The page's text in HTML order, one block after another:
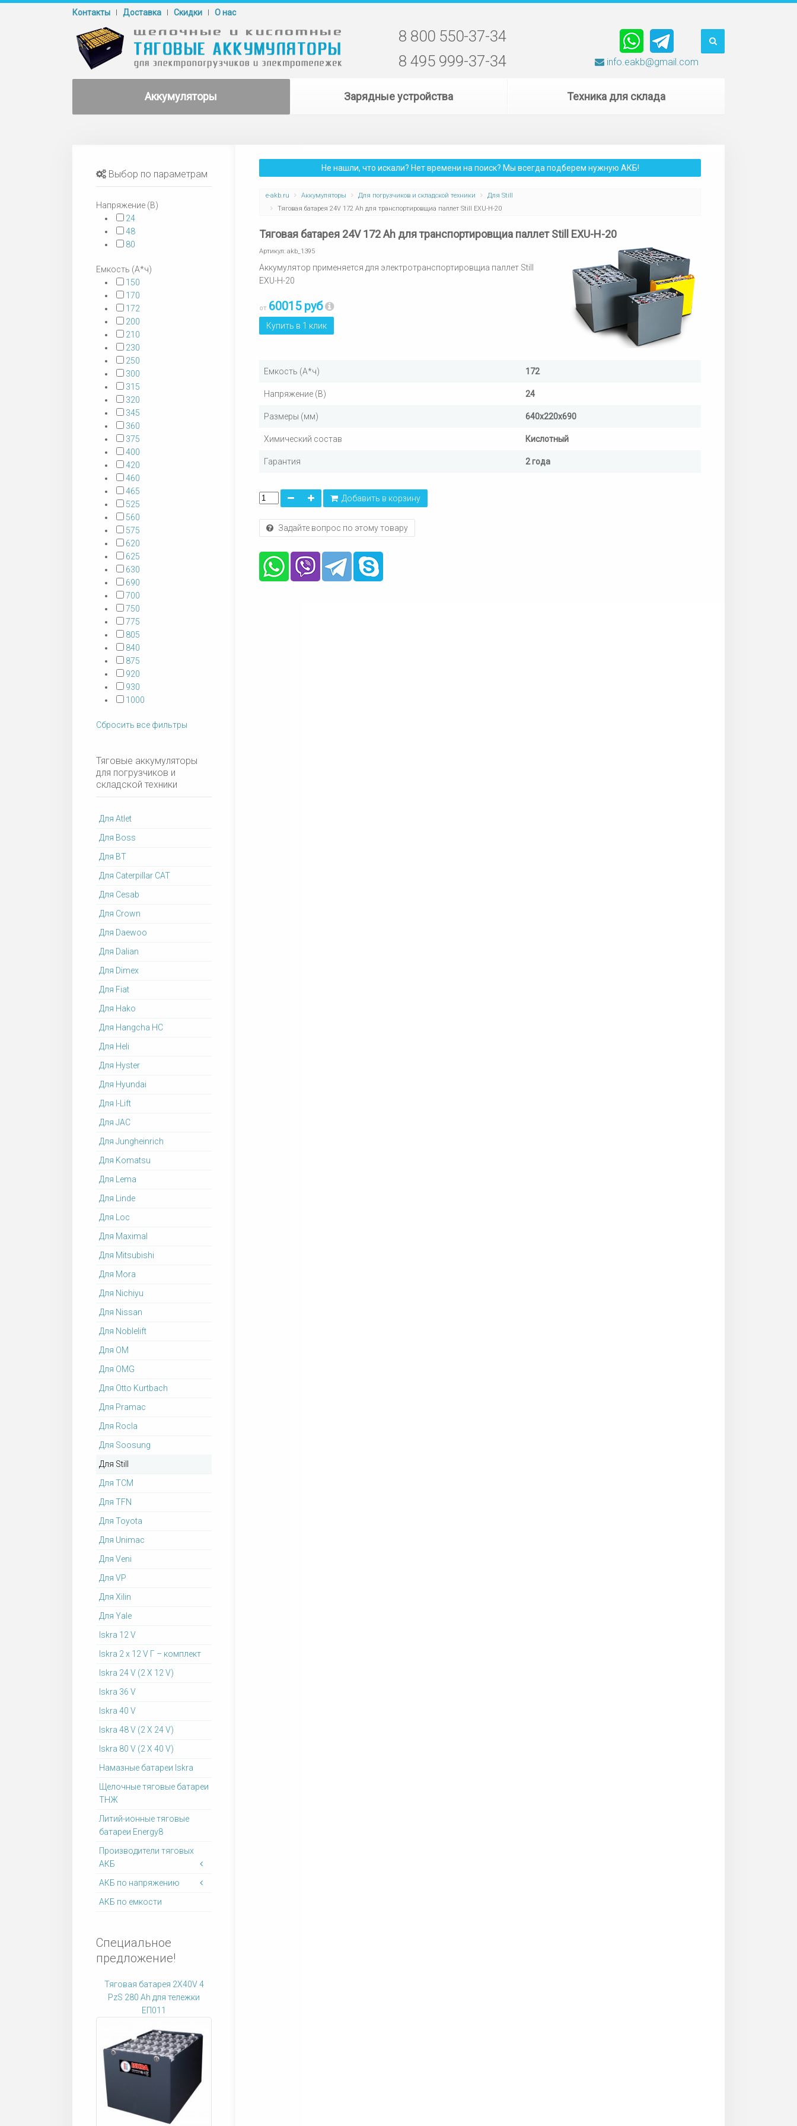
Контакты Доставка Cкидки О нас
8 800 550-37-34
8 495 999-37-34
info.eakb@gmail.com
Аккумуляторы Зарядные устройства Техника для склада
Не нашли, что искали? Нет времени на поиск? Мы всегда подберем нужную АКБ!
e-akb.ru Аккумуляторы Для погрузчиков и складской техники
Для Still
Тяговая батарея 24V 172 Ah для транспортировщиа паллет Still EXU-H-20
Тяговая батарея 24V 172 Ah для транспортировщиа паллет Still EXU-H-20
Артикул: akb_1395
Аккумулятор применяется для электротранспортировщиа паллет Still
EXU-H-20
от 60015 руб
Купить в 1 клик
Емкость (А*ч) 172
Напряжение (В) 24
Размеры (мм) 640х220х690
Химический состав Кислотный
Гарантия 2 года
Добавить в корзину
Задайте вопрос по этому товару
Выбор по параметрам
Напряжение (В)
24
48
80
Емкость (А*ч)
150
170
172
200
210
230
250
300
315
320
345
360
375
400
420
460
465
525
560
575
620
625
630
690
700
750
775
805
840
875
920
930
1000
Сбросить все фильтры
Тяговые аккумуляторы
для погрузчиков и
складской техники
Для Atlet
Для Boss
Для BT
Для Caterpillar CAT
Для Cesab
Для Crown
Для Daewoo
Для Dalian
Для Dimex
Для Fiat
Для Hako
Для Hangcha HC
Для Heli
Для Hyster
Для Hyundai
Для I-Lift
Для JAC
Для Jungheinrich
Для Komatsu
Для Lema
Для Linde
Для Loc
Для Maximal
Для Mitsubishi
Для Mora
Для Nichiyu
Для Nissan
Для Noblelift
Для OM
Для OMG
Для Otto Kurtbach
Для Pramac
Для Rocla
Для Soosung
Для Still
Для TCM
Для TFN
Для Toyota
Для Unimac
Для Veni
Для VP
Для Xilin
Для Yale
Iskra 12 V
Iskra 2 x 12 V Г – комплект
Iskra 24 V (2 X 12 V)
Iskra 36 V
Iskra 40 V
Iskra 48 V (2 X 24 V)
Iskra 80 V (2 X 40 V)
Намазные батареи Iskra
Щелочные тяговые батареи
ТНЖ
Литий-ионные тяговые
батареи Energy8
Производители тяговых
АКБ
АКБ по напряжению
АКБ по емкости
Специальное
предложение!
Тяговая батарея 2X40V 4
PzS 280 Ah для тележки
ЕП011